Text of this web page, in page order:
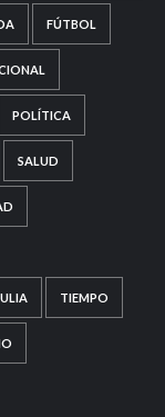
FÚTBOL
POLÍTICA
SALUD
TIEMPO